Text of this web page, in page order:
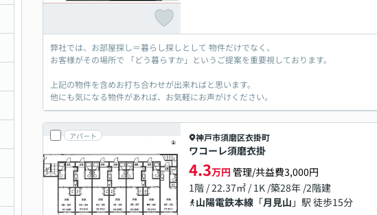
弊社では、お部屋探し＝暮らし探しとして 物件だけでなく、
お客様がその場所で 「どう暮らすか」というご提案を重要視しております。
上記の物件を含めお打ち合わせが出来ればと思います。
他にも気になる物件があれば、お気軽にお声がけください。
アパート 神戸市須磨区衣掛町
ワコーレ須磨衣掛
4.3万円 管理/共益費3,000円
1階 / 22.37㎡ / 1K /築28年 /2階建
山陽電鉄本線 「月見山 」駅 徒歩15分